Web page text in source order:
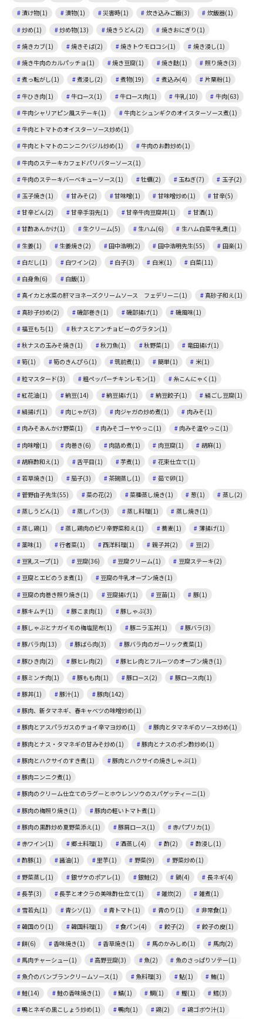
漬け物(1)
漬物(1) 災害時(1) 炊き込みご飯(3)
炊飯器(1)
炒め(1)
炒め物(13) 焼きうどん(2)
焼きおにぎり(1)
焼きカブ(1)
焼きそば(2) 焼きトウモロコシ(1)
焼き浸し(1)
焼き牛肉のカルパッチョ(1)
焼き豆腐(1) 焼き麩(1)
照り焼き(3)
煮っ転がし(1)
煮浸し(2) 煮物(19) 煮込み(4)
片栗粉(1)
牛ひき肉(1)
牛ロース(1) 牛ロース肉(1) 牛乳(10)
牛肉(63)
牛肉シャリアピン風ステーキ(1)
牛肉とシュンギクのオイスターソース煮(1)
牛肉とトマトのオイスターソース炒め(1)
牛肉とトマトのニンニクバジル炒め(1)
牛肉のお酢炒め(1)
牛肉のステーキカフェドパリバターソース(1)
牛肉のステーキバーベキューソース(1)
牡蠣(2) 玉ねぎ(7)
玉子(2)
玉子焼き(1)
甘みそ(2) 甘味噌(1) 甘味噌炒め(1)
甘辛(5)
甘辛どん(2)
甘辛手羽先(1) 甘辛牛肉豆腐丼(1)
甘酒(1)
甘酢あんかけ(1)
生クリーム(5) 生ハム(6)
生ハム白菜牛乳煮(1)
生姜(1)
生姜焼き(2) 田中浩明(2) 田中浩明先生(55)
田楽(1)
白だし(1)
白ワイン(2) 白子(3) 白米(1)
白菜(11)
白身魚(6)
白飯(1)
真イカと水菜の肝マヨネーズクリームソース フェデリーニ(1)
真砂子和え(1)
真砂子炒め(2)
磯部巻き(1) 磯部揚げ(1)
磯風味(1)
福豆もち(1)
秋ナスとアンチョビーのグラタン(1)
秋ナスの玉みそ焼き(1)
秋刀魚(1) 秋野菜(1)
竜田揚げ(1)
筍(1)
筍のきんぴら(1) 筑前煮(1) 簡単(1)
米(1)
粒マスタード(3)
粗ペッパーチキンレモン(1)
糸こんにゃく(1)
紅花油(1)
納豆(14) 納豆揚げ(1) 納豆餃子(1)
絹ごし豆腐(1)
絹揚げ(1)
肉じゃが(3) 肉ジャガの炒め煮(1)
肉みそ(1)
肉みそあんかけ野菜(1)
肉みそゴーヤやっこ(1)
肉みそ温やっこ(1)
肉味噌(1)
肉巻き(6) 肉詰め煮(1) 肉豆腐(1)
胡麻(1)
胡麻酢和え(1)
舌平目(1) 芋煮(1)
花束仕立て(1)
若草焼き(1)
茄子(3) 茶碗蒸し(1)
茹で卵(1)
菅野由子先生(55)
菜の花(2) 菜種蒸し焼き(1) 葱(1)
蒸し(2)
蒸しうどん(1)
蒸しパン(3) 蒸し料理(1)
蒸し焼き(1)
蒸し鶏(1)
蒸し鶏肉のピリ辛野菜和え(1) 蕎麦(1)
薄揚げ(1)
薬味(1)
行者菜(1) 西洋料理(1) 親子丼(2)
豆(2)
豆乳スープ(1)
豆腐(36) 豆腐クリーム(1)
豆腐ステーキ(2)
豆腐とエビのうま煮(1)
豆腐の牛乳オーブン焼き(1)
豆腐の肉巻き照り焼き(1)
豆腐揚げ(1) 豆苗(1)
豚(1)
豚キムチ(1)
豚こま肉(1)
豚しゃぶ(3)
豚しゃぶとナガイモの梅塩昆布(1)
豚ニラ玉丼(1)
豚バラ(3)
豚バラ肉(13)
豚ばら肉(3)
豚バラ肉のガーリック煮菜(1)
豚ひき肉(2)
豚ヒレ肉(2)
豚ヒレ肉とフルーツのオーブン焼き(1)
豚ミンチ肉(1)
豚もも肉(1) 豚ロース(2)
豚ロース肉(1)
豚丼(1)
豚汁(1)
豚肉(142)
豚肉、新タマネギ、春キャベツの味噌炒め(1)
豚肉とアスパラガスのチョイ辛マヨ炒め(1)
豚肉とタマネギのソース炒め(1)
豚肉とナス・タマネギの甘みそ炒め(1)
豚肉とナスのポン酢炒め(1)
豚肉とハクサイのすき煮(1)
豚肉とハクサイの焼きしゃぶ(1)
豚肉ニンニク煮(1)
豚肉のクリーム仕立てのラグーとホウレンソウのスパゲッティーニ(1)
豚肉の梅照り焼き(1)
豚肉の軽いトマト煮(1)
豚肉の黒酢炒め夏野菜添え(1)
豚肩ロース(1)
赤パプリカ(1)
赤ワイン(1)
郷土料理(1) 酒蒸し(4) 酢(2)
酢浸し(1)
酢豚(1)
醤油(1) 里芋(1) 野菜(9)
野菜炒め(1)
野菜蒸し(1)
銀ザケのポアレ(1) 銀鮭(2) 鍋(4)
長ネギ(4)
長芋(3)
長芋とオクラの美味酢仕立て(1) 雑炊(2)
雑煮(1)
雪若丸(1)
青シソ(1) 青トマト(1) 青のり(1)
非常食(1)
韓国のり(1)
韓国料理(1) 食パン(4) 餃子(2)
餃子の皮(1)
餅(6)
香味焼き(1) 香草焼き(1) 馬のかみしめ(1)
馬肉(2)
馬肉チャーシュー(1)
高野豆腐(3) 魚(2)
魚のさっぱりソテー(1)
魚介のバンブランクリームソース(1)
魚料理(3) 鮎(1)
鮪(1)
鮭(14)
鮭の香味焼き(1) 鯖(1) 鯛(1) 鰹(1)
鱈(3)
鴨とネギの黒こしょう炒め(1)
鴨肉(1) 鶏(2)
鶏ゴボウ汁(1)